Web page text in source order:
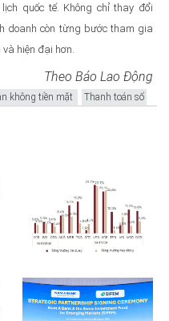
quốc tế. Không chỉ thay đổi
doanh còn từng bước tham gia
hiện đại hơn.
Theo Báo Lao Động
không tiền mặt Thanh toán số